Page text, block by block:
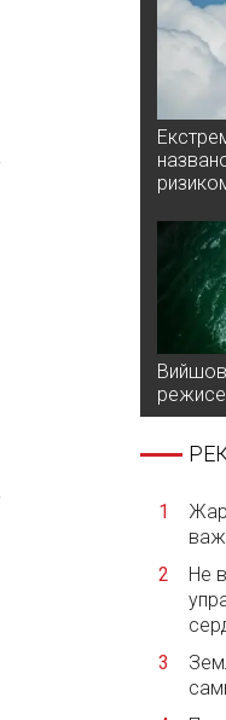
Вийшов
1
2
Не
3